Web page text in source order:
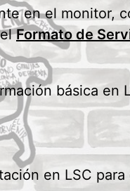
en el monitor,
elFormato de
básica en
en LSC